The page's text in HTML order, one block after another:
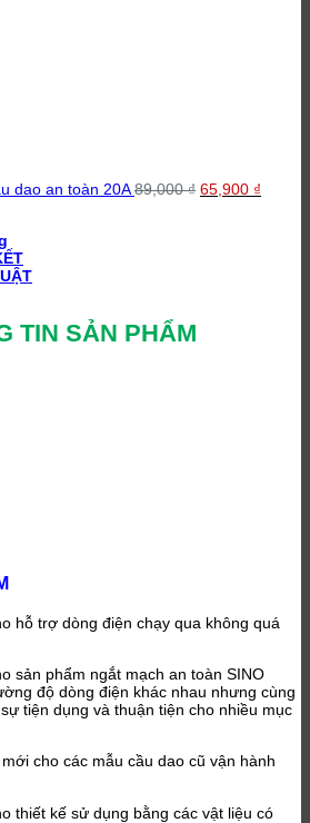
dao an toàn 20A 89,000₫ 65,900 ₫
TIN SẢN PHẨM
hỗ trợ dòng điện chạy qua không quá
sản phẩm ngắt mạch an toàn SINO
độ dòng điện khác nhau nhưng cùng
tiện dụng và thuận tiện cho nhiều mục
cho các mẫu cầu dao cũ vận hành
thiết kế sử dụng bằng các vật liệu có